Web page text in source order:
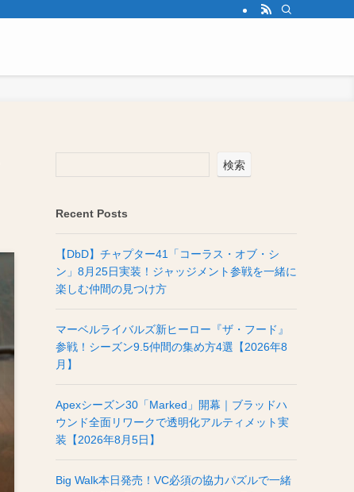
検索
Recent Posts
【DbD】チャプター41「コーラス・オブ・シ
ン」8月25日実装！ジャッジメント参戦を一緒に
楽しむ仲間の見つけ方
マーベルライバルズ新ヒーロー『ザ・フード』
参戦！シーズン9.5仲間の集め方4選【2026年8
月】
Apexシーズン30「Marked」開幕｜ブラッドハ
ウンド全面リワークで透明化アルティメット実
装【2026年8月5日】
Big Walk本日発売！VC必須の協力パズルで一緒